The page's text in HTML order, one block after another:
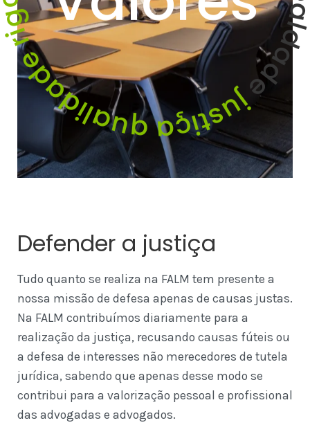
q
u
a
l
i
d
a
d
e
r a
d
e
j
u
s
t
i
ç
a
Defender a justiça
Tudo quanto se realiza na FALM tem presente a
nossa missão de defesa apenas de causas justas.
Na FALM contribuímos diariamente para a
realização da justiça, recusando causas fúteis ou
a defesa de interesses não merecedores de tutela
jurídica, sabendo que apenas desse modo se
contribui para a valorização pessoal e profissional
das advogadas e advogados.